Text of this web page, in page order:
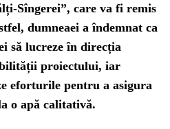
Sîngerei”, care va fi remis
dumneaei a îndemnat ca
să lucreze în direcția
proiectului, iar
eforturile pentru a asigura
o apă calitativă.